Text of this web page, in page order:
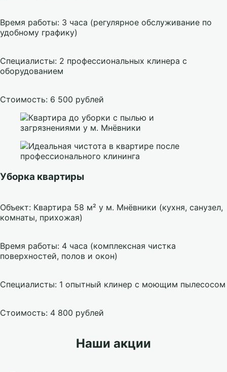
Время работы: 3 часа (регулярное обслуживание по
удобному графику)
Специалисты: 2 профессиональных клинера с
оборудованием
Стоимость: 6 500 рублей
Уборка квартиры
Объект: Квартира 58 м² у м. Мнёвники (кухня, санузел,
комнаты, прихожая)
Время работы: 4 часа (комплексная чистка
поверхностей, полов и окон)
Специалисты: 1 опытный клинер с моющим пылесосом
Стоимость: 4 800 рублей
Наши акции